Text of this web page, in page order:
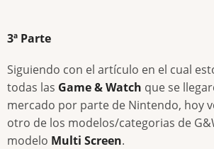
3ª Parte
Siguiendo con el artículo en el cual
todas las Game & Watch que se
mercado por parte de Nintendo, hoy
otro de los modelos/categorias de
modelo Multi Screen.